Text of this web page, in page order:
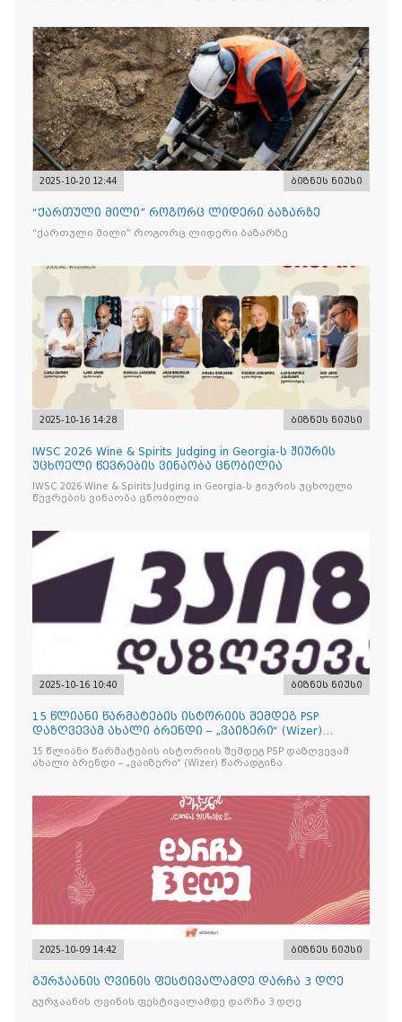
2025-10-20 12:44 ბიზნეს ნიუსი
“ქართული მილი” როგორც ლიდერი ბაზარზე
“ქართული მილი” როგორც ლიდერი ბაზარზე
2025-10-16 14:28 ბიზნეს ნიუსი
IWSC 2026 Wine & Spirits Judging in Georgia-ს ჟიურის
უცხოელი წევრების ვინაობა ცნობილია
IWSC 2026 Wine & Spirits Judging in Georgia-ს ჟიურის უცხოელი
წევრების ვინაობა ცნობილია
2025-10-16 10:40 ბიზნეს ნიუსი
15 წლიანი წარმატების ისტორიის შემდეგ PSP
დაზღვევამ ახალი ბრენდი – „ვაიზერი“ (Wizer)
წარადგინა
15 წლიანი წარმატების ისტორიის შემდეგ PSP დაზღვევამ
ახალი ბრენდი – „ვაიზერი“ (Wizer) წარადგინა
2025-10-09 14:42 ბიზნეს ნიუსი
გურჯაანის ღვინის ფესტივალამდე დარჩა 3 დღე
გურჯაანის ღვინის ფესტივალამდე დარჩა 3 დღე